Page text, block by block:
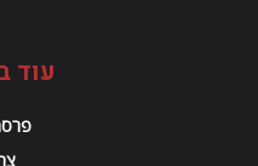
עוד